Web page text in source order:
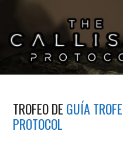
TROFEO DE GUÍA
PROTOCOL